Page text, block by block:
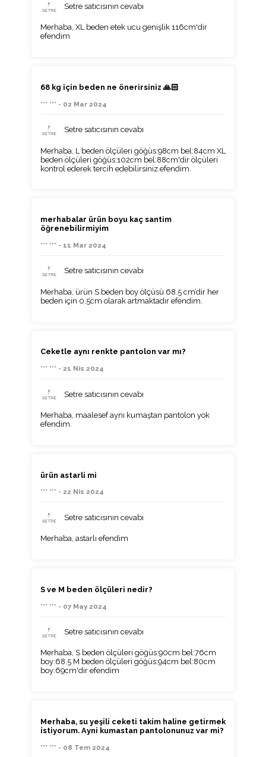
Setre satıcısının cevabı
Merhaba, XL beden etek ucu genişlik 116cm'dir
efendim
68 kg için beden ne önerirsiniz 🙏🏻
*** *** - 02 Mar 2024
Setre satıcısının cevabı
Merhaba, L beden ölçüleri göğüs:98cm bel:84cm XL
beden ölçüleri göğüs:102cm bel:88cm'dir ölçüleri
kontrol ederek tercih edebilirsiniz efendim.
merhabalar ürün boyu kaç santim
öğrenebilirmiyim
*** *** - 11 Mar 2024
Setre satıcısının cevabı
Merhaba, ürün S beden boy ölçüsü 68.5 cm’dir her
beden için 0,5cm olarak artmaktadır efendim.
Ceketle aynı renkte pantolon var mı?
*** *** - 21 Nis 2024
Setre satıcısının cevabı
Merhaba, maalesef aynı kumaştan pantolon yok
efendim.
ürün astarli mi
*** *** - 22 Nis 2024
Setre satıcısının cevabı
Merhaba, astarlı efendim
S ve M beden ölçüleri nedir?
*** *** - 07 May 2024
Setre satıcısının cevabı
Merhaba, S beden ölçüleri göğüs:90cm bel:76cm
boy:68.5 M beden ölçüleri göğüs:94cm bel:80cm
boy:69cm'dir efendim
Merhaba, su yeşili ceketi takim haline getirmek
istiyorum. Ayni kumastan pantolonunuz var mi?
*** *** - 08 Tem 2024